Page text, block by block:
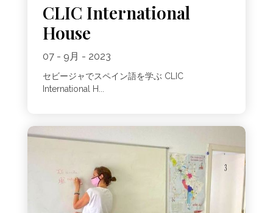
CLIC International
House
07 - 9月 - 2023
セビージャでスペイン語を学ぶ CLIC
International H...